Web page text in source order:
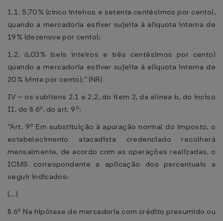
1.1. 5,70% (cinco inteiros e setenta centésimos por cento),
quando a mercadoria estiver sujeita à alíquota interna de
19% (dezenove por cento);
1.2. 6,03% (seis inteiros e três centésimos por cento)
quando a mercadoria estiver sujeita à alíquota interna de
20% (vinte por cento);” (NR)
IV – os subitens 2.1 e 2.2, do item 2, da alínea b, do inciso
II, do § 6º, do art. 9º:
“Art. 9º Em substituição à apuração normal do imposto, o
estabelecimento atacadista credenciado recolherá
mensalmente, de acordo com as operações realizadas, o
ICMS correspondente a aplicação dos percentuais a
seguir indicados:
(...)
§ 6º Na hipótese de mercadoria com crédito presumido ou